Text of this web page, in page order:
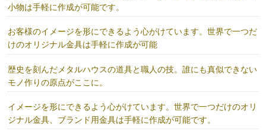
小物は手軽に作成が可能です。
お客様のイメージを形にできるよう心がけています。世界で一つだ
けのオリジナル金具は手軽に作成が可能
歴史を刻んだメタルハウスの道具と職人の技。誰にも真似できない
モノ作りの原点がここに。
イメージを形にできるよう心がけています。世界で一つだけのオリ
ジナル金具、ブランド用金具は手軽に作成が可能です。